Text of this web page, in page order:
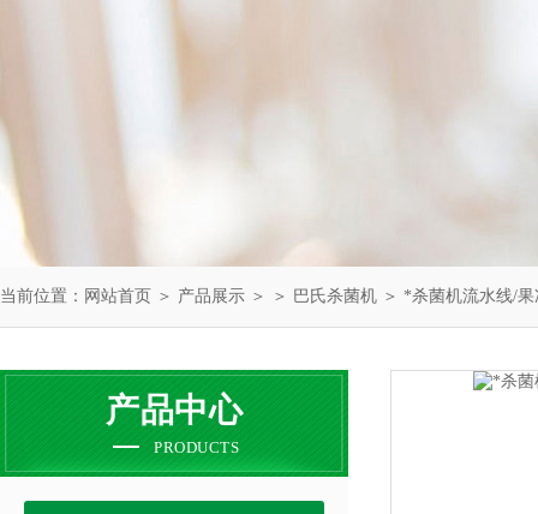
当前位置： 网站首页 ＞ 产品展示 ＞ ＞ 巴氏杀菌机 ＞ *杀菌机流水线/
产品中心
PRODUCTS